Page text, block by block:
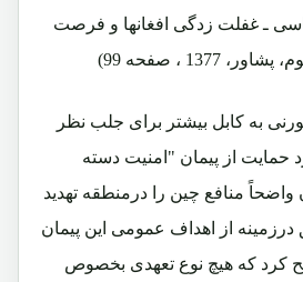
ـ غفلت زدگی افغانها و فرصت
، صفحه 99)
به کابل بیشتر برای جلب نظر
از پیمان "امنیت دسته
منافع چین را درمنطقه تهدید
از اهداف عمومی این پیمان
کرد که هیچ نوع تعهدی بخصوص